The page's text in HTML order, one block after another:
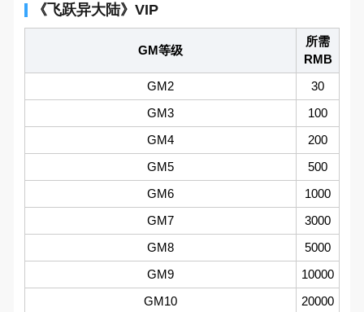
《飞跃异大陆》VIP
GM等级
所需
RMB
GM2
30
GM3
100
GM4
200
GM5
500
GM6
1000
GM7
3000
GM8
5000
GM9
10000
GM10
20000